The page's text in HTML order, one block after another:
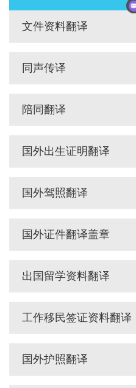
文件资料翻译
同声传译
陪同翻译
国外出生证明翻译
国外驾照翻译
国外证件翻译盖章
出国留学资料翻译
工作移民签证资料翻译
国外护照翻译